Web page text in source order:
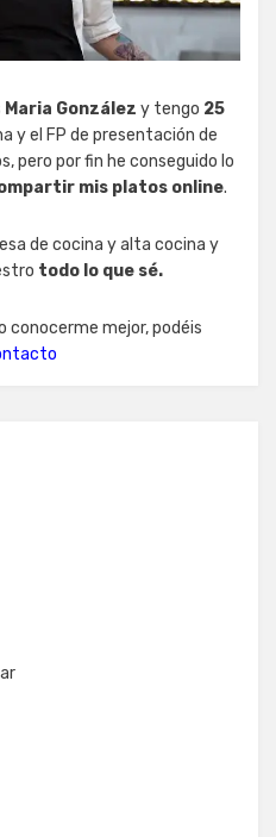
Maria González y tengo 25
y el FP de presentación de
pero por fin he conseguido lo
mis platos online.
de cocina y alta cocina y
todo lo que sé.
conocerme mejor, podéis